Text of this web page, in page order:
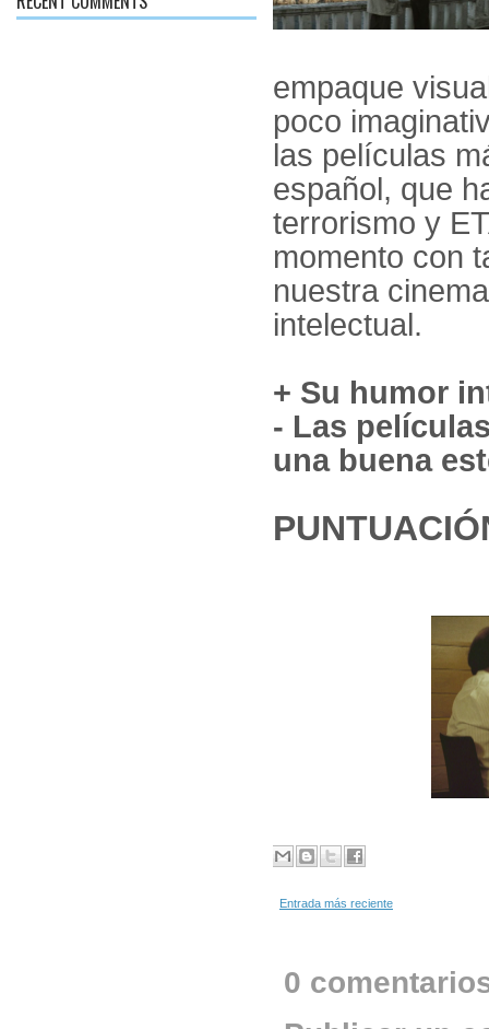
empaque
poco
las películas
español, que
terrorismo y
momento con
nuestra
intelectual.
+ Su humor
- Las
una buena
Entrada más reciente
0